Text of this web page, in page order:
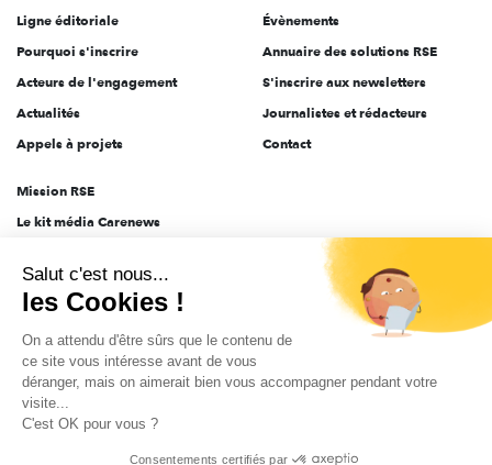
Ligne éditoriale
Pourquoi s'inscrire
Acteurs de l'engagement
Actualités
Appels à projets
Évènements
Annuaire des solutions RSE
S'inscrire aux newsletters
Journalistes et rédacteurs
Contact
Mission RSE
Le kit média Carenews
AEF info
Novethic
PRODURABLE
Inclusiv Day
Données personnelles Mentions légales 2025-2026 Tout droits réservés
Salut c'est nous...
les Cookies !
On a attendu d'être sûrs que le contenu de
ce site vous intéresse avant de vous
déranger, mais on aimerait bien vous accompagner pendant votre
visite...
C'est OK pour vous ?
Consentements certifiés par